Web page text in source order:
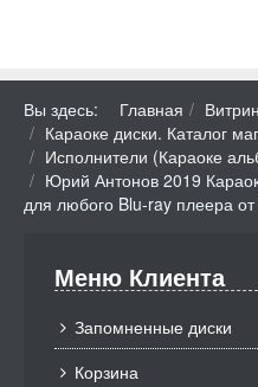
Вы здесь: Главная
Караоке диски. Каталог
Исполнители (Караоке
Юрий Антонов 2019
для любого Blu-ray плеера
Меню Клиента
Запомненные диски
Корзина